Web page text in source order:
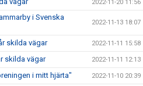
2022-11-20 11:56
i Svenska
2022-11-13 18:07
skilda vägar 2022-11-11 15:58
skilda vägar 2022-11-11 12:13
i mitt hjärta" 2022-11-10 20:39